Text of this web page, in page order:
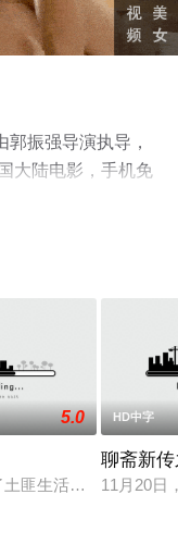
振强导演执导，
大陆电影，手机免
视，更多剧情信
工作有热情，也有
5.0
匪生活，带着儿子坎
HD中字
聊斋新
11月20日